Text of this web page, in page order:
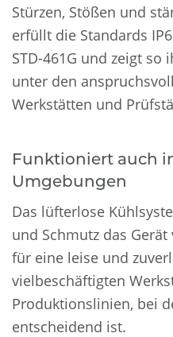
Stürzen, Stößen und
erfüllt die Standards
STD-461G und zeigt
unter den
Werkstätten und
Funktioniert auch
Umgebungen
Das lüfterlose
und Schmutz das
für eine leise und
vielbeschäftigten
Produktionslinien, bei
entscheidend ist.